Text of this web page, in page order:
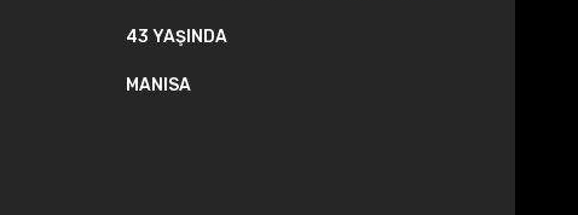
43 YAŞINDA
MANISA